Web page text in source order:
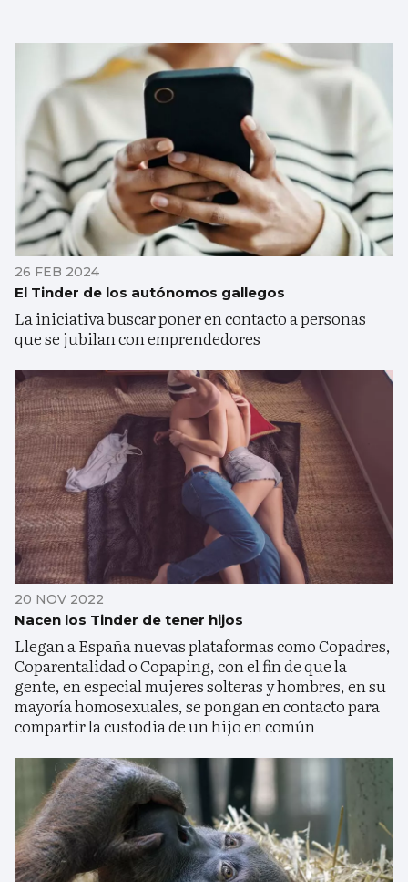
26 FEB 2024
El Tinder de los autónomos gallegos
La iniciativa buscar poner en contacto a personas
que se jubilan con emprendedores
20 NOV 2022
Nacen los Tinder de tener hijos
Llegan a España nuevas plataformas como Copadres,
Coparentalidad o Copaping, con el fin de que la
gente, en especial mujeres solteras y hombres, en su
mayoría homosexuales, se pongan en contacto para
compartir la custodia de un hijo en común